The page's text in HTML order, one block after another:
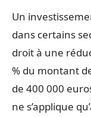
Un
dans certains
droit à une
% du montant
de 400 000
ne s’applique